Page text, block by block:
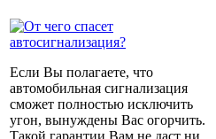
Если Вы полагаете, что
автомобильная сигнализация
сможет полностью исключить
угон, вынуждены Вас огорчить.
Такой гарантии Вам не даст ни